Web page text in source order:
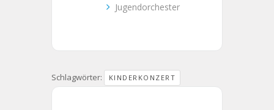
Jugendorchester
Schlagwörter: KINDERKONZERT